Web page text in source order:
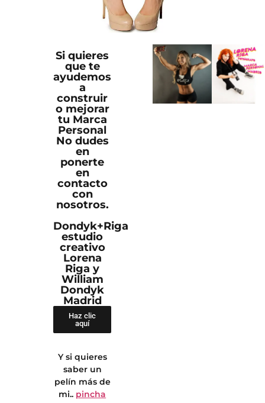
Si quieres
que te
ayudemos
a
construir
o mejorar
tu Marca
Personal
No dudes
en
ponerte
en
contacto
con
nosotros.
Dondyk+Riga
estudio
creativo
Lorena
Riga y
William
Dondyk
Madrid
Haz clic
aquí
Y si quieres
saber un
pelín más de
mi.. pincha